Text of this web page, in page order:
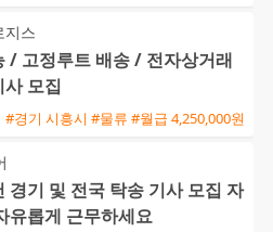
지스
/ 고정루트 배송 / 전자상거래
모집
#경기 시흥시 #물류 #월급 4,250,000원
경기 및 전국 탁송 기사 모집 자
유롭게 근무하세요